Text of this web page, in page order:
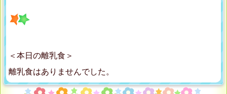
＜本日の離乳食＞
離乳食はありませんでした。